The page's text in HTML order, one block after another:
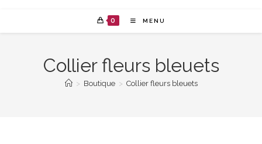
0 MENU
Collier fleurs bleuets
> Boutique > Collier fleurs bleuets